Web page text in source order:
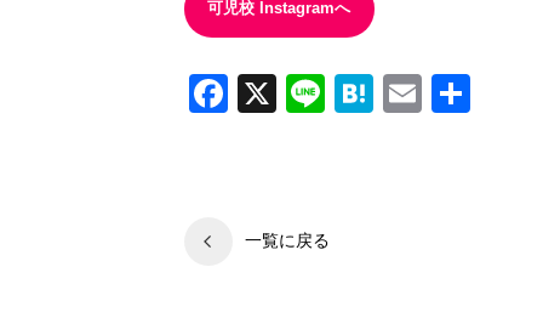
可児校 Instagramへ
Facebook
X LineHatena
Email
一覧に戻る